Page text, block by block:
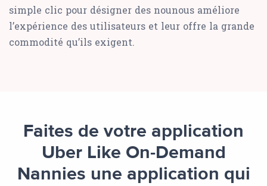
simple clic pour désigner des nounous améliore
l’expérience des utilisateurs et leur offre la grande
commodité qu’ils exigent.
Faites de votre application
Uber Like On-Demand
Nannies une application qui